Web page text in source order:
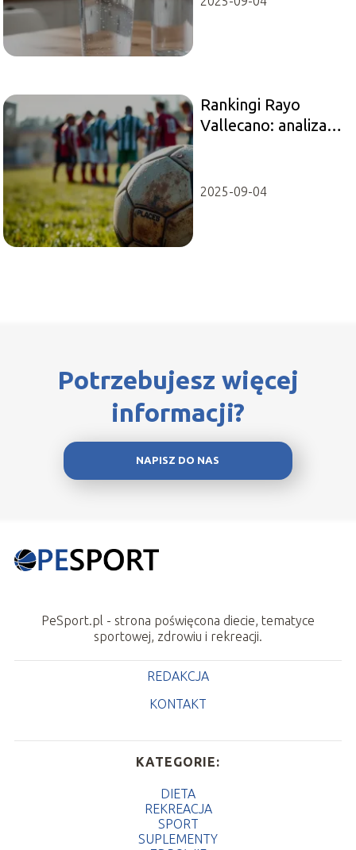
Rankingi Rayo
Vallecano: analiza
2025-09-04
Potrzebujesz więcej
informacji?
NAPISZ DO NAS
PeSport.pl - strona poświęcona diecie, tematyce
sportowej, zdrowiu i rekreacji.
REDAKCJA
KONTAKT
KATEGORIE:
DIETA
REKREACJA
SPORT
SUPLEMENTY